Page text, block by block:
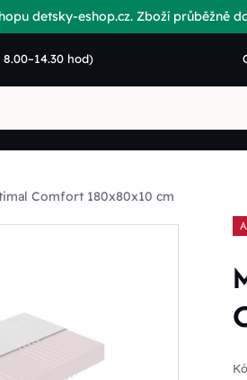
detsky-eshop.cz. Zboží průběžně
hod)
Comfort 180x80x10 cm